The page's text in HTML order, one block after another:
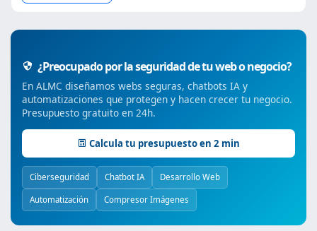
¿Preocupado por la seguridad de tu web o negocio?
En ALMC diseñamos webs seguras, chatbots IA y
automatizaciones que protegen y hacen crecer tu negocio.
Presupuesto gratuito en 24h.
Calcula tu presupuesto en 2 min
Ciberseguridad Chatbot IA Desarrollo Web
Automatización Compresor Imágenes